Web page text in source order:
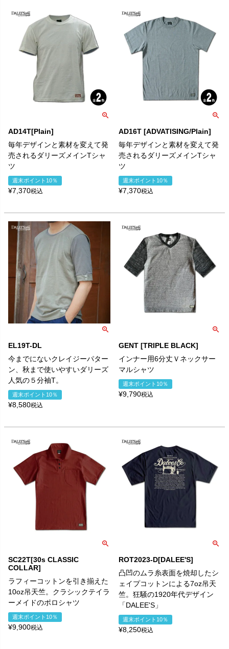
AD14T[Plain]
毎年デザインと素材を変えて発
売されるダリーズメインTシャ
ツ
週末ポイント10％
¥7,370税込
AD16T [ADVATISING/Plain]
毎年デザインと素材を変えて発
売されるダリーズメインTシャ
ツ
週末ポイント10％
¥7,370税込
EL19T-DL
今までにないクレイジーパター
ン、秋まで使いやすいダリーズ
人気の５分袖T。
週末ポイント10％
¥8,580税込
GENT [TRIPLE BLACK]
インナー用6分丈Ｖネックサー
マルシャツ
週末ポイント10％
¥9,790税込
SC22T[30s CLASSIC
COLLAR]
ラフィーコットンを引き揃えた
10oz吊天竺。クラシックテイラ
ーメイドのポロシャツ
週末ポイント10％
¥9,900税込
ROT2023-D[DALEE'S]
凸凹のムラ糸表面を焼却したシ
ェイプコットンによる7oz吊天
竺。狂騒の1920年代デザイン
「DALEE'S」
週末ポイント10％
¥8,250税込